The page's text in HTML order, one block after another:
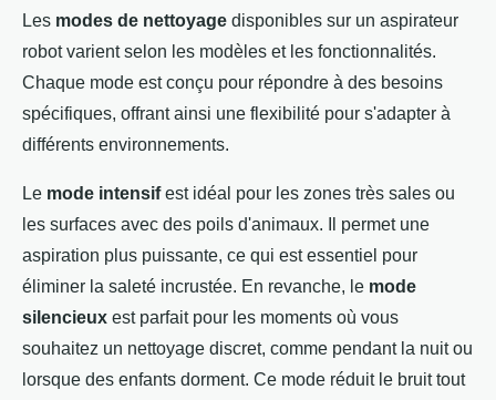
Les modes de nettoyage disponibles sur un aspirateur
robot varient selon les modèles et les fonctionnalités.
Chaque mode est conçu pour répondre à des besoins
spécifiques, offrant ainsi une flexibilité pour s'adapter à
différents environnements.
Le mode intensifest idéal pour les zones très sales ou
les surfaces avec des poils d'animaux. Il permet une
aspiration plus puissante, ce qui est essentiel pour
éliminer la saleté incrustée. En revanche, le mode
silencieux est parfait pour les moments où vous
souhaitez un nettoyage discret, comme pendant la nuit ou
lorsque des enfants dorment. Ce mode réduit le bruit tout